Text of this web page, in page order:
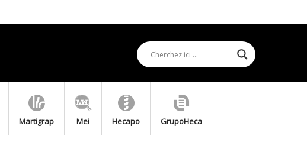
Martigrap Mei Hecapo GrupoHeca